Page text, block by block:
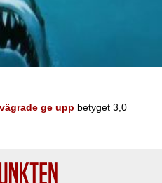
ge upp betyget 3,0